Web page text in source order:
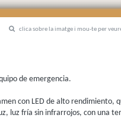
clica sobre la imatge i mou-te per
de emergencia.
con LED de alto
luz fría sin infrarrojos, con una